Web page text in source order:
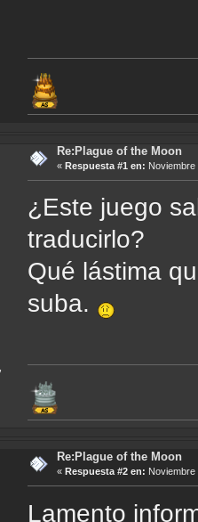
Re:Plague of the Moon
« Respuesta #1 en: Noviembre
¿Este juego
traducirlo?
Qué lástima
suba.
Re:Plague of the Moon
« Respuesta #2 en: Noviembre
Lamento